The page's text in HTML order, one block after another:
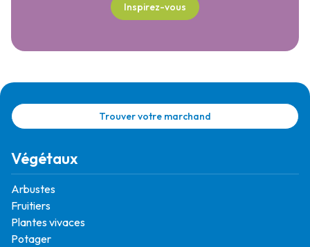
Inspirez-vous
Trouver votre marchand
Végétaux
Arbustes
Fruitiers
Plantes vivaces
Potager